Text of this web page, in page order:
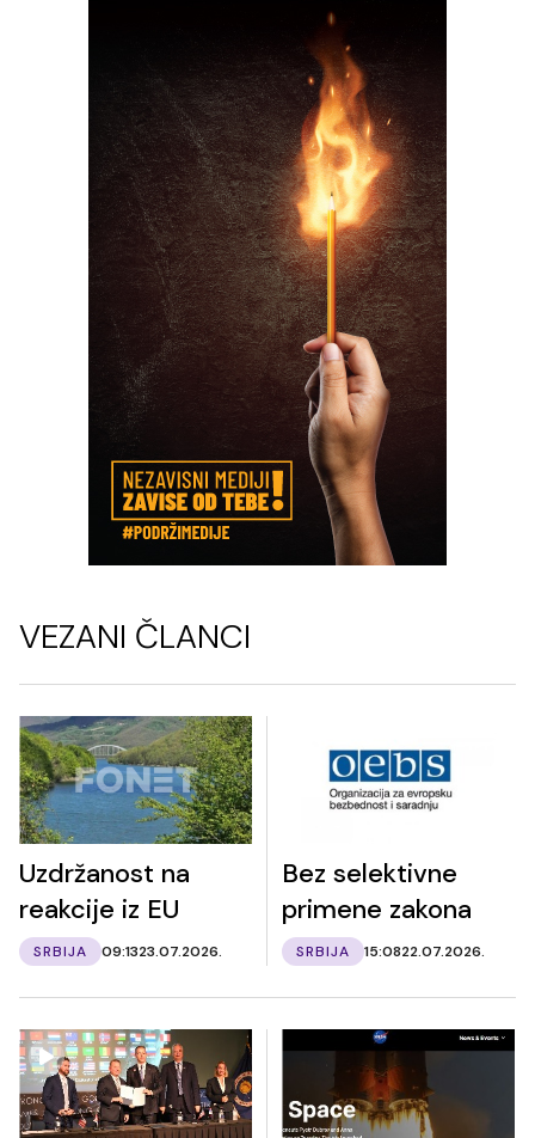
VEZANI ČLANCI
Uzdržanost na
reakcije iz EU
SRBIJA 09:1323.07.2026.
Bez selektivne
primene zakona
SRBIJA 15:0822.07.2026.